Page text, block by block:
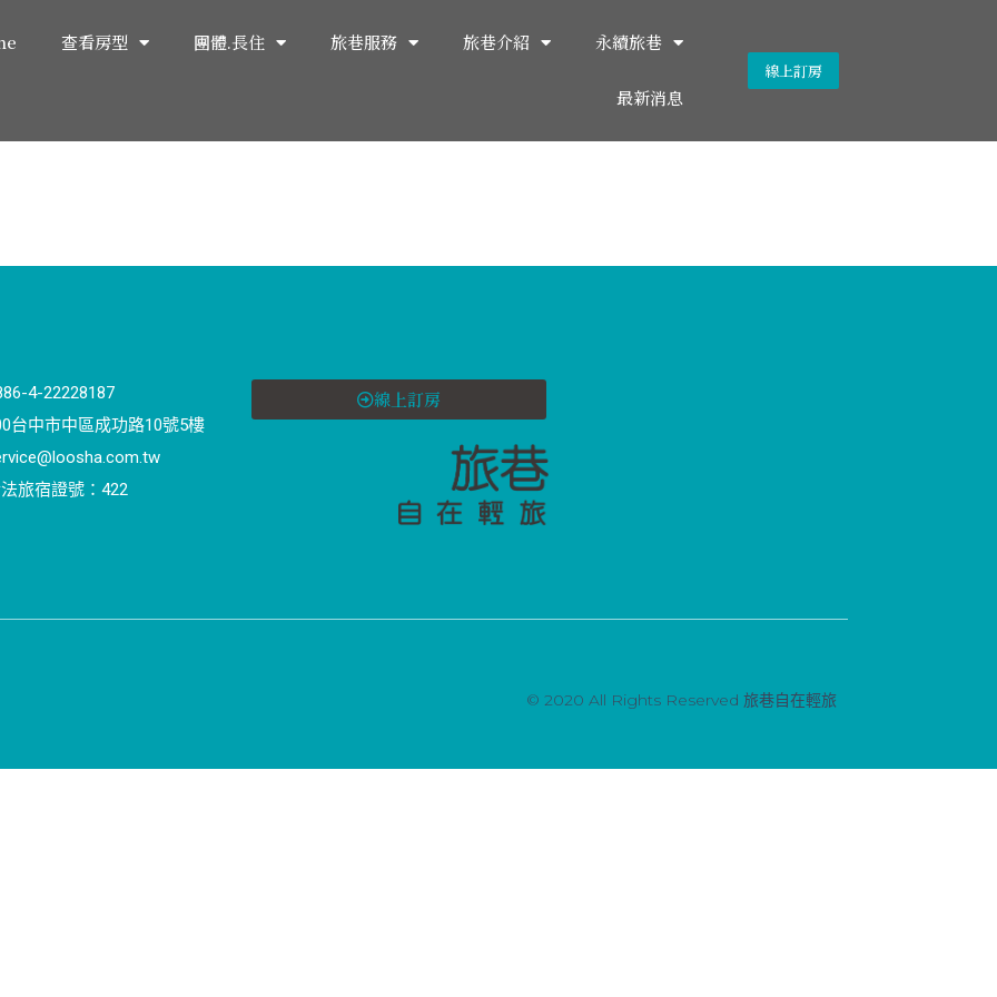
查看房型 團體.長住 旅巷服務 旅巷介紹 永續旅巷
最新消息
線上訂房
4-22228187
台中市中區成功路10號5樓
旅宿證號：422
線上訂房
© 2020 All Rights Reserved 旅巷自在輕旅